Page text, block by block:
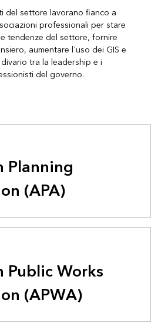
del settore lavorano fianco a
professionali per stare
tendenze del settore, fornire
aumentare l'uso dei GIS e
tra la leadership e i
del governo.
Planning
(APA)
Public Works
(APWA)